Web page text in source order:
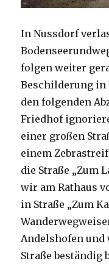
In Nussdorf
folgen weiter
Beschilderung in
den folgenden
Friedhof
einer großen
einem
die Straße „Zum
wir am Rathaus
in Straße „Zum
Andelshofen
Straße beständig